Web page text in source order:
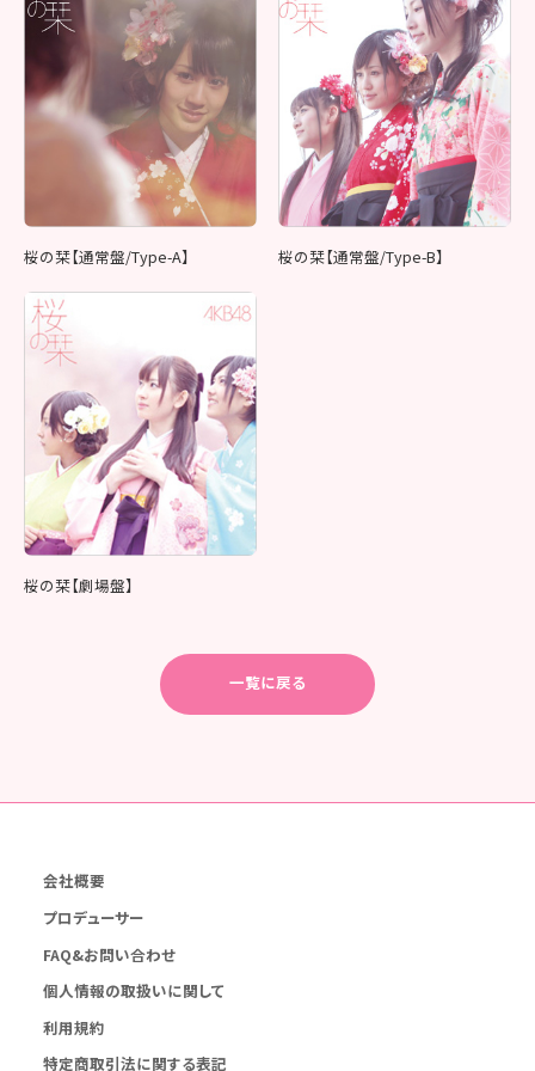
桜の栞【通常盤/Type-A】 桜の栞【通常盤/Type-B】
桜の栞【劇場盤】
一覧に戻る
会社概要
プロデューサー
FAQ&お問い合わせ
個人情報の取扱いに関して
利用規約
特定商取引法に関する表記